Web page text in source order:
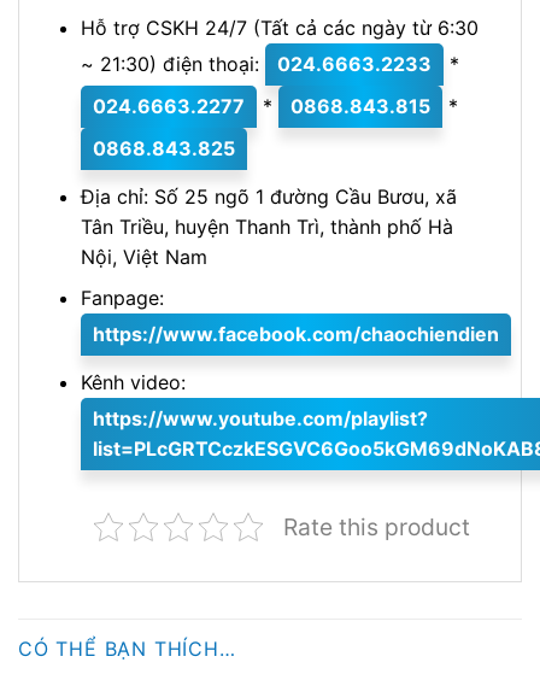
Hỗ trợ CSKH 24/7 (Tất cả các ngày từ 6:30
~ 21:30) điện thoại:
024.6663.2233
*
024.6663.2277
* 0868.843.815
*
0868.843.825
Địa chỉ: Số 25 ngõ 1 đường Cầu Bươu, xã
Tân Triều, huyện Thanh Trì, thành phố Hà
Nội, Việt Nam
Fanpage:
https://www.facebook.com/chaochiendien
Kênh video:
https://www.youtube.com/playlist?
Rate this product
CÓ THỂ BẠN THÍCH…